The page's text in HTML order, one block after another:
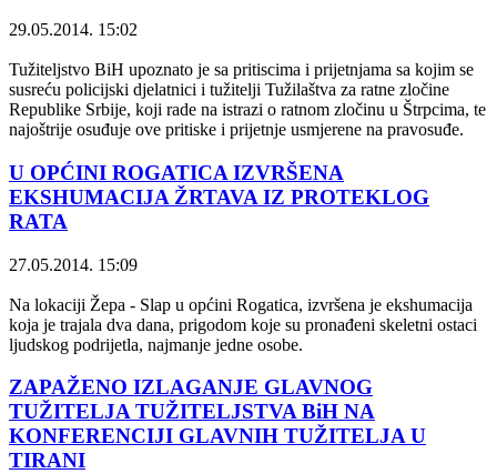
29.05.2014. 15:02
Tužiteljstvo BiH upoznato je sa pritiscima i prijetnjama sa kojim se
susreću policijski djelatnici i tužitelji Tužilaštva za ratne zločine
Republike Srbije, koji rade na istrazi o ratnom zločinu u Štrpcima, te
najoštrije osuđuje ove pritiske i prijetnje usmjerene na pravosuđe.
U OPĆINI ROGATICA IZVRŠENA
EKSHUMACIJA ŽRTAVA IZ PROTEKLOG
RATA
27.05.2014. 15:09
Na lokaciji Žepa - Slap u općini Rogatica, izvršena je ekshumacija
koja je trajala dva dana, prigodom koje su pronađeni skeletni ostaci
ljudskog podrijetla, najmanje jedne osobe.
ZAPAŽENO IZLAGANJE GLAVNOG
TUŽITELJA TUŽITELJSTVA BiH NA
KONFERENCIJI GLAVNIH TUŽITELJA U
TIRANI